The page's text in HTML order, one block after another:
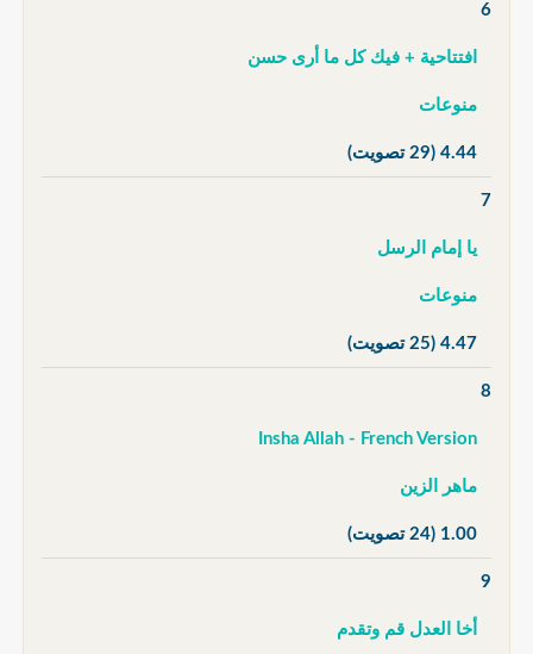
6
افتتاحية + فيك كل ما أرى حسن
منوعات
4.44 (29 تصويت)
7
يا إمام الرسل
منوعات
4.47 (25 تصويت)
8
Insha Allah - French Version
ماهر الزين
1.00 (24 تصويت)
9
أخا العدل قم وتقدم